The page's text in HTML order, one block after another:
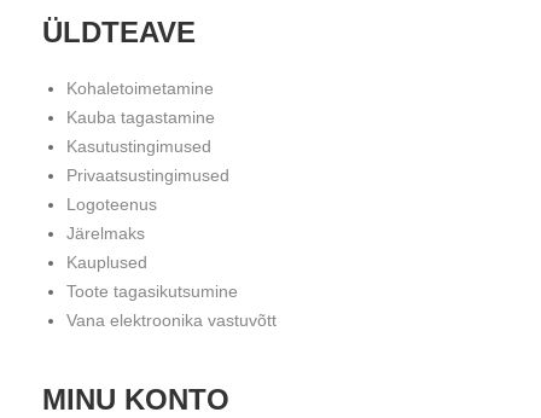
ÜLDTEAVE
Kohaletoimetamine
Kauba tagastamine
Kasutustingimused
Privaatsustingimused
Logoteenus
Järelmaks
Kauplused
Toote tagasikutsumine
Vana elektroonika vastuvõtt
MINU KONTO